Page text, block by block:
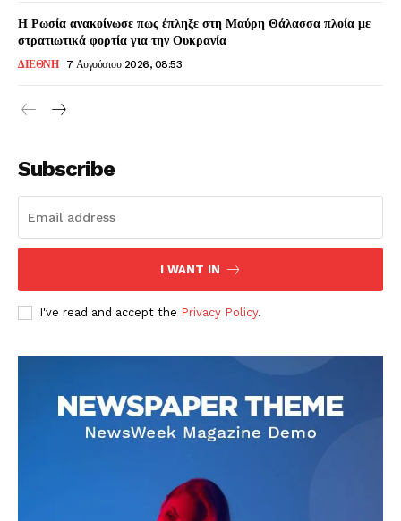
Η Ρωσία ανακοίνωσε πως έπληξε στη Μαύρη Θάλασσα πλοία με
στρατιωτικά φορτία για την Ουκρανία
ΔΙΕΘΝΗ 7 Αυγούστου 2026, 08:53
Subscribe
I WANT IN
I've read and accept the Privacy Policy.